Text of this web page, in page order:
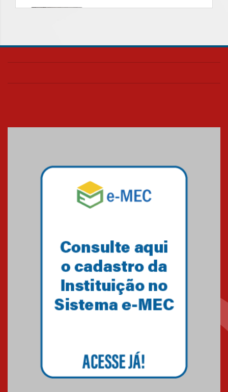
Nova apresentação do Centro
realizará nova edição da Feira
04.08.2026
Mackenzie recepciona os
calouros do segundo semestre
Como o Colégio Mackenzie
Brasília prepara seus
estudantes para o PAS antes
mesmo do Ensino Médio
04.08.2026